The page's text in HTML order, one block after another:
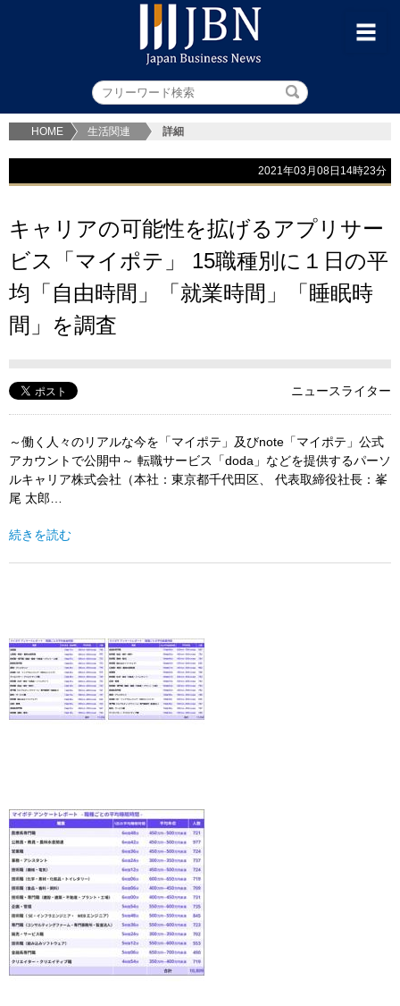
HOME 生活関連 詳細
2021年03月08日14時23分
キャリアの可能性を拡げるアプリサー
ビス「マイポテ」 15職種別に１日の平
均「自由時間」「就業時間」「睡眠時
間」を調査
ニュースライター
～働く人々のリアルな今を「マイポテ」及びnote「マイポテ」公式
アカウントで公開中～ 転職サービス「doda」などを提供するパーソ
ルキャリア株式会社（本社：東京都千代田区、 代表取締役社長：峯
尾 太郎…
続きを読む